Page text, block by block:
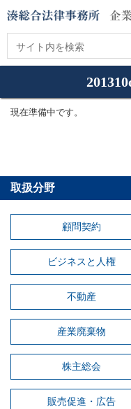
現在準備中です。
取扱分野
顧問契約
ビジネスと人権
不動産
産業廃棄物
株主総会
販売促進・広告